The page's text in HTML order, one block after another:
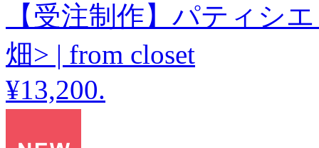
【受注制作】パティシ
畑> | from closet
¥13,200.